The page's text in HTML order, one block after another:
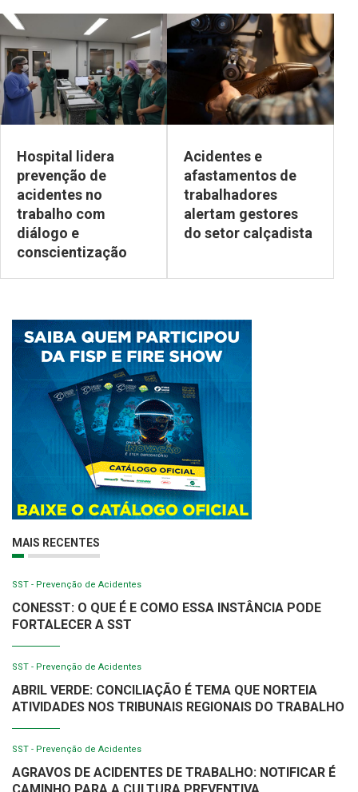
Hospital lidera
prevenção de
acidentes no
trabalho com
diálogo e
conscientização
Acidentes e
afastamentos de
trabalhadores
alertam gestores
do setor calçadista
MAIS RECENTES
SST - Prevenção de Acidentes
CONESST: O QUE É E COMO ESSA INSTÂNCIA PODE
FORTALECER A SST
SST - Prevenção de Acidentes
ABRIL VERDE: CONCILIAÇÃO É TEMA QUE NORTEIA
ATIVIDADES NOS TRIBUNAIS REGIONAIS DO TRABALHO
SST - Prevenção de Acidentes
AGRAVOS DE ACIDENTES DE TRABALHO: NOTIFICAR É